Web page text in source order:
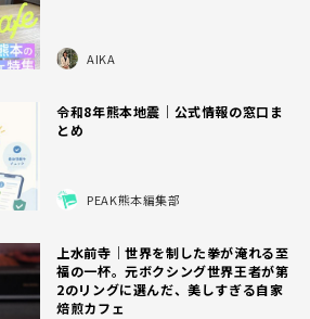
AIKA
令和8年熊本地震｜公式情報の窓口ま
とめ
PEAK熊本編集部
上水前寺｜世界を制した拳が淹れる至
福の一杯。元ボクシング世界王者が第
2のリングに選んだ、美しすぎる自家
焙煎カフェ